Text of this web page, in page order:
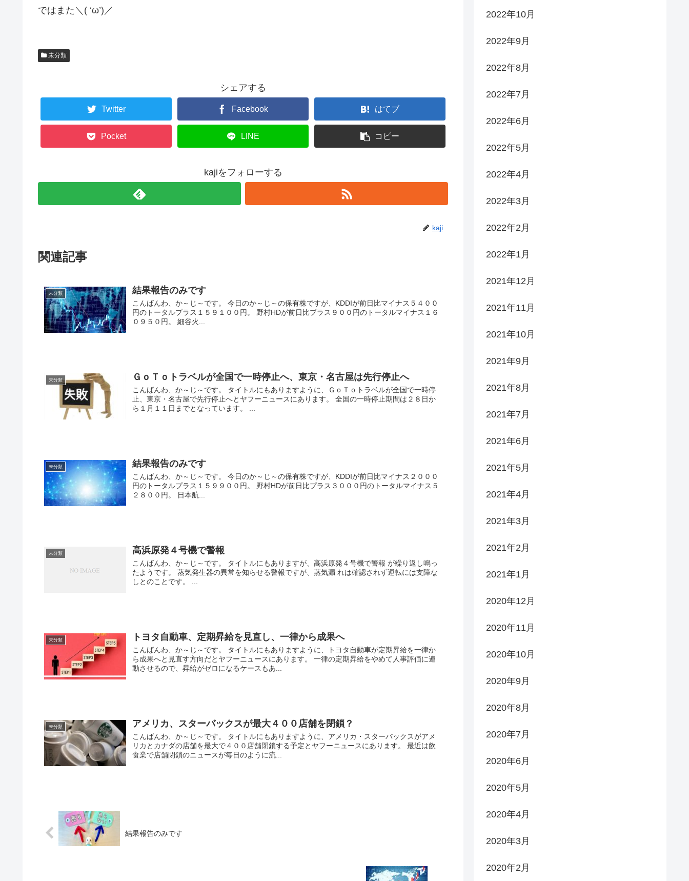
ではまた＼( ‘ω’)／
未分類
シェアする
Twitter Facebook はてブ
Pocket LINE コピー
kajiをフォローする
kaji
関連記事
未分類 結果報告のみです
こんばんわ、か～じ～です。 今日のか～じ～の保有株ですが、KDDIが前日比マイナス５４００
円のトータルプラス１５９１００円。 野村HDが前日比プラス９００円のトータルマイナス１６
０９５０円。 細谷火...
未分類 ＧｏＴｏトラベルが全国で一時停止へ、東京・名古屋は先行停止へ
こんばんわ、か～じ～です。 タイトルにもありますように、ＧｏＴｏトラベルが全国で一時停
止、東京・名古屋で先行停止へとヤフーニュースにあります。 全国の一時停止期間は２８日か
ら１月１１日までとなっています。 ...
未分類 結果報告のみです
こんばんわ、か～じ～です。 今日のか～じ～の保有株ですが、KDDIが前日比マイナス２０００
円のトータルプラス１５９９００円。 野村HDが前日比プラス３０００円のトータルマイナス５
２８００円。 日本航...
未分類 高浜原発４号機で警報
こんばんわ、か～じ～です。 タイトルにもありますが、高浜原発４号機で警報 が繰り返し鳴っ
たようです。 蒸気発生器の異常を知らせる警報ですが、蒸気漏 れは確認されず運転には支障な
しとのことです。 ...
未分類 トヨタ自動車、定期昇給を見直し、一律から成果へ
こんばんわ、か～じ～です。 タイトルにもありますように、トヨタ自動車が定期昇給を一律か
ら成果へと見直す方向だとヤフーニュースにあります。 一律の定期昇給をやめて人事評価に連
動させるので、昇給がゼロになるケースもあ...
未分類 アメリカ、スターバックスが最大４００店舗を閉鎖？
こんばんわ、か～じ～です。 タイトルにもありますように、アメリカ・スターバックスがアメ
リカとカナダの店舗を最大で４００店舗閉鎖する予定とヤフーニュースにあります。 最近は飲
食業で店舗閉鎖のニュースが毎日のように流...
結果報告のみです
2022年10月
2022年9月
2022年8月
2022年7月
2022年6月
2022年5月
2022年4月
2022年3月
2022年2月
2022年1月
2021年12月
2021年11月
2021年10月
2021年9月
2021年8月
2021年7月
2021年6月
2021年5月
2021年4月
2021年3月
2021年2月
2021年1月
2020年12月
2020年11月
2020年10月
2020年9月
2020年8月
2020年7月
2020年6月
2020年5月
2020年4月
2020年3月
2020年2月